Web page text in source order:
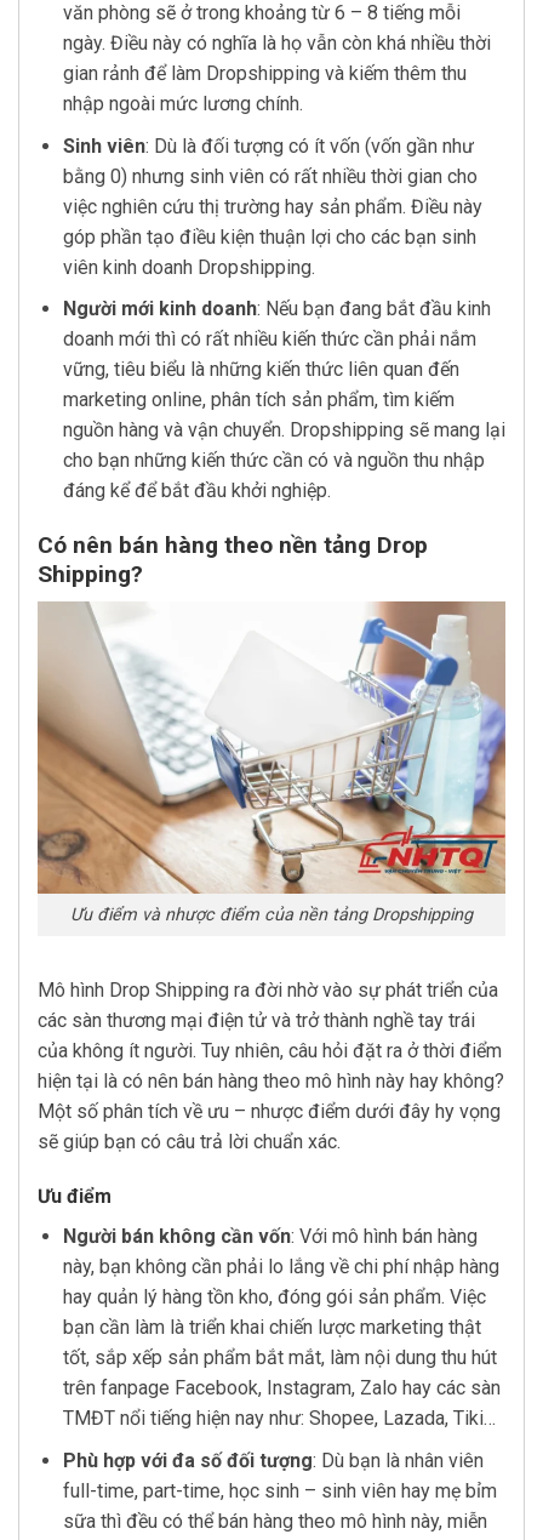
văn phòng sẽ ở trong khoảng từ 6 – 8 tiếng mỗi
ngày. Điều này có nghĩa là họ vẫn còn khá nhiều thời
gian rảnh để làm Dropshipping và kiếm thêm thu
nhập ngoài mức lương chính.
Sinh viên: Dù là đối tượng có ít vốn (vốn gần như
bằng 0) nhưng sinh viên có rất nhiều thời gian cho
việc nghiên cứu thị trường hay sản phẩm. Điều này
góp phần tạo điều kiện thuận lợi cho các bạn sinh
viên kinh doanh Dropshipping.
Người mới kinh doanh: Nếu bạn đang bắt đầu kinh
doanh mới thì có rất nhiều kiến thức cần phải nắm
vững, tiêu biểu là những kiến thức liên quan đến
marketing online, phân tích sản phẩm, tìm kiếm
nguồn hàng và vận chuyển. Dropshipping sẽ mang lại
cho bạn những kiến thức cần có và nguồn thu nhập
đáng kể để bắt đầu khởi nghiệp.
Có nên bán hàng theo nền tảng Drop
Shipping?
Ưu điểm và nhược điểm của nền tảng Dropshipping
Mô hình Drop Shipping ra đời nhờ vào sự phát triển của
các sàn thương mại điện tử và trở thành nghề tay trái
của không ít người. Tuy nhiên, câu hỏi đặt ra ở thời điểm
hiện tại là có nên bán hàng theo mô hình này hay không?
Một số phân tích về ưu – nhược điểm dưới đây hy vọng
sẽ giúp bạn có câu trả lời chuẩn xác.
Ưu điểm
Người bán không cần vốn: Với mô hình bán hàng
này, bạn không cần phải lo lắng về chi phí nhập hàng
hay quản lý hàng tồn kho, đóng gói sản phẩm. Việc
bạn cần làm là triển khai chiến lược marketing thật
tốt, sắp xếp sản phẩm bắt mắt, làm nội dung thu hút
trên fanpage Facebook, Instagram, Zalo hay các sàn
TMĐT nổi tiếng hiện nay như: Shopee, Lazada, Tiki…
Phù hợp với đa số đối tượng: Dù bạn là nhân viên
full-time, part-time, học sinh – sinh viên hay mẹ bỉm
sữa thì đều có thể bán hàng theo mô hình này, miễn